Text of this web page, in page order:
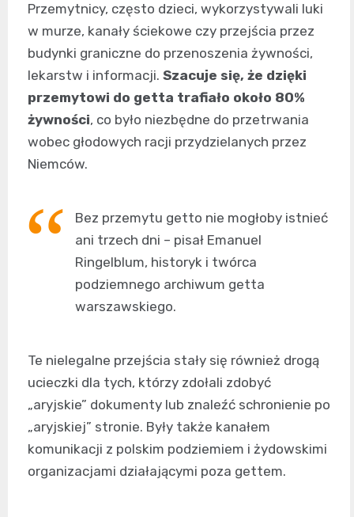
Przemytnicy, często dzieci, wykorzystywali luki
w murze, kanały ściekowe czy przejścia przez
budynki graniczne do przenoszenia żywności,
lekarstw i informacji. Szacuje się, że dzięki
przemytowi do getta trafiało około 80%
żywności, co było niezbędne do przetrwania
wobec głodowych racji przydzielanych przez
Niemców.
Bez przemytu getto nie mogłoby istnieć
ani trzech dni – pisał Emanuel
Ringelblum, historyk i twórca
podziemnego archiwum getta
warszawskiego.
Te nielegalne przejścia stały się również drogą
ucieczki dla tych, którzy zdołali zdobyć
„aryjskie” dokumenty lub znaleźć schronienie po
„aryjskiej” stronie. Były także kanałem
komunikacji z polskim podziemiem i żydowskimi
organizacjami działającymi poza gettem.